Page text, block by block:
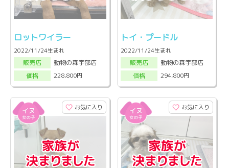
ロットワイラー
2022/11/24生まれ
販売店
動物の森宇部店
価格
228,800円
トイ・プードル
2022/11/24生まれ
販売店
動物の森宇部店
価格
294,800円
お気に入り お気に入り